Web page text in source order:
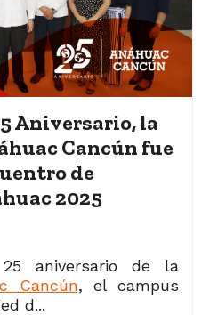
Aniversario, la
Cancún fue
de
2025
aniversario de la
Cancún, el campus
d...